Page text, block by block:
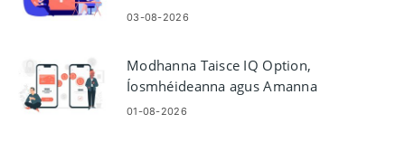
03-08-2026
Modhanna Taisce IQ Option,
Íosmhéideanna agus Amanna
Próiseála
01-08-2026